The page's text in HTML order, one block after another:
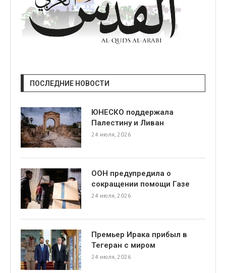
ПОСЛЕДНИЕ НОВОСТИ
ЮНЕСКО поддержала
Палестину и Ливан
24 июля, 2026
ООН предупредила о
сокращении помощи Газе
24 июля, 2026
Премьер Ирака прибыл в
Тегеран с миром
24 июля, 2026